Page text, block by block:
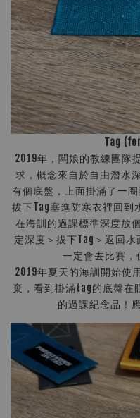
Tag
2019年，闆娘的教練團隊
求，概念來自於自由潛水
有個底盤，上面掛滿了一
拔下Tag塞進防寒衣裡回到
在海訓的過課標準深度放
定深度＞拔下Tag＞返回
一定會去比賽，
2019年夏天的海訓開始使
棄，看到掛滿tag的底盤在
的過課紀念品！